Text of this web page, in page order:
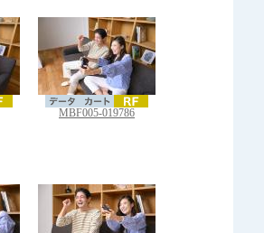
MBF005-019786